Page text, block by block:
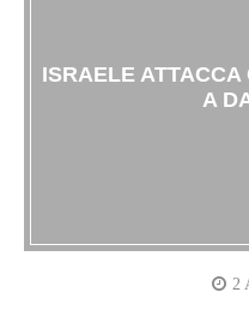
ISRAELE
A
2